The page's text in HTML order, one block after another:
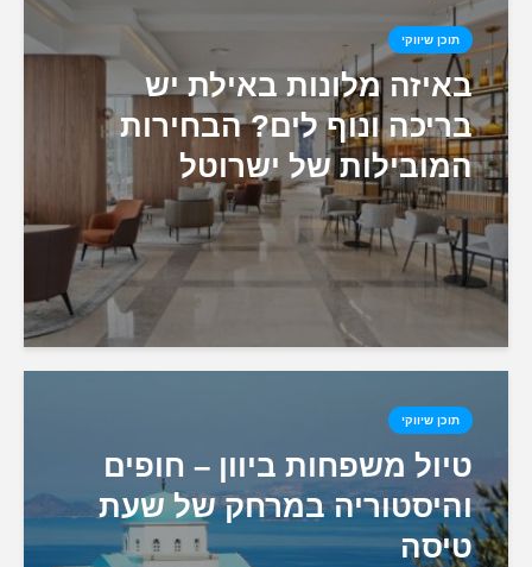
תוכן שיווקי
באיזה מלונות באילת יש
בריכה ונוף לים? הבחירות
המובילות של ישרוטל
תוכן שיווקי
טיול משפחות ביוון – חופים
והיסטוריה במרחק של שעת
טיסה